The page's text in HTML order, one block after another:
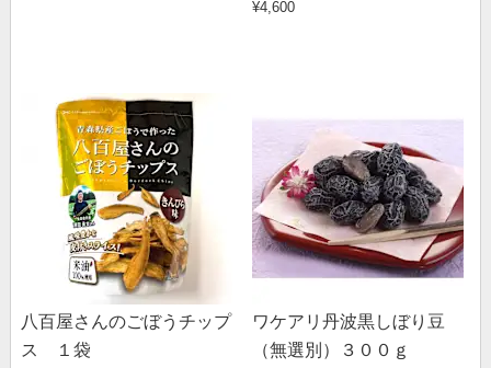
¥4,600
八百屋さんのごぼうチップ
ス １袋
ワケアリ丹波黒しぼり豆
（無選別）３００ｇ